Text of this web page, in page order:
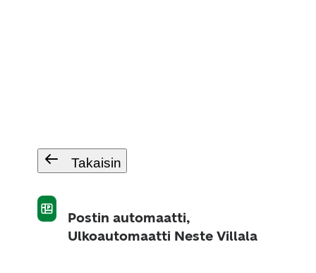
Takaisin
Postin automaatti,
Ulkoautomaatti Neste Villala